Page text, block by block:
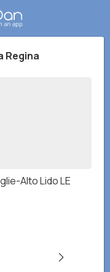
Regina
Alto Lido LE